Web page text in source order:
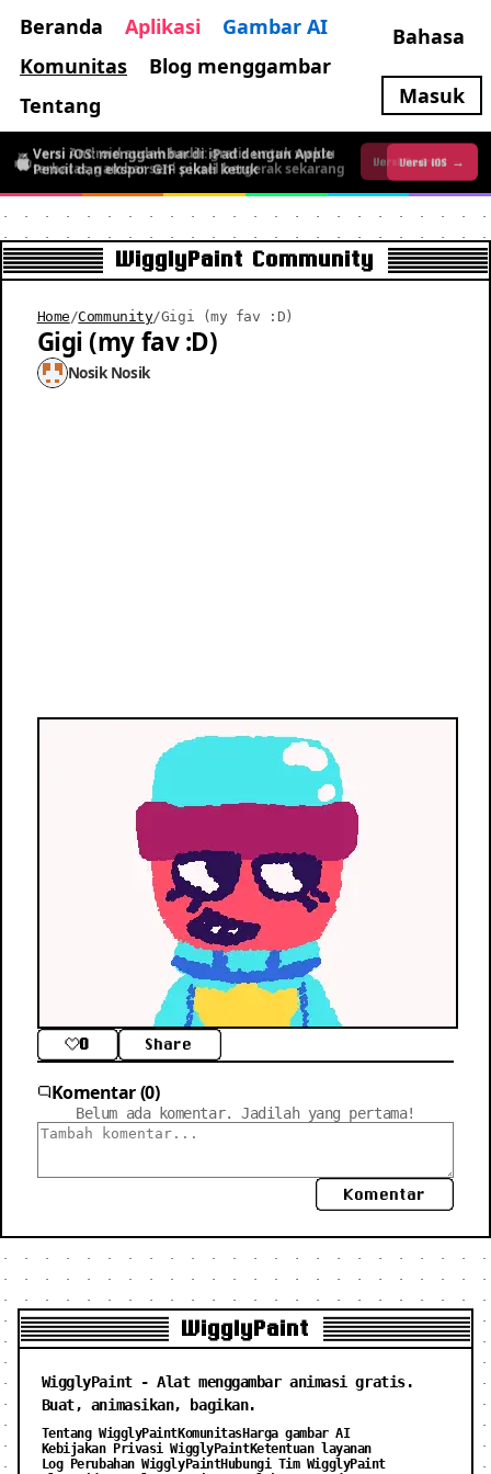
Beranda Aplikasi
Gambar AI
Komunitas
Blog menggambar
Tentang
Bahasa
Masuk
Versi Android sudah hadir: gratis untuk waktu
terbatas, gambar seni piksel bergerak sekarang
Versi Android →
Versi iOS: menggambar di iPad dengan Apple
Pencil dan ekspor GIF sekali ketuk
Versi iOS →
WigglyPaint Community
Home /Community/Gigi (my fav :D)
Gigi (my fav :D)
Nosik Nosik
0 Share
Komentar (0)
Belum ada komentar. Jadilah yang pertama!
Komentar
WigglyPaint
WigglyPaint - Alat menggambar animasi gratis.
Buat, animasikan, bagikan.
Tentang WigglyPaintKomunitasHarga gambar AI
Kebijakan Privasi WigglyPaintKetentuan layanan
Log Perubahan WigglyPaintHubungi Tim WigglyPaint